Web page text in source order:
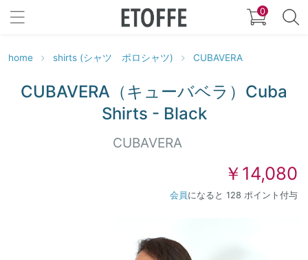
0
home shirts (シャツ ポロシャツ) CUBAVERA
CUBAVERA（キューバベラ）Cuba
Shirts - Black
CUBAVERA
￥14,080
会員 になると 128 ポイント付与